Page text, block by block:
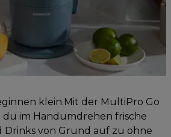
klein.Mit der MultiPro Go
du im Handumdrehen frische
Drinks von Grund auf zu ohne